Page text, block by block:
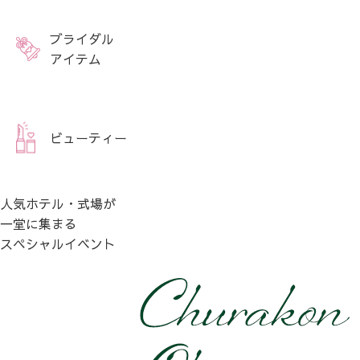
ブライダル
アイテム
ビューティー
人気ホテル・式場が
一堂に集まる
スペシャルイベント